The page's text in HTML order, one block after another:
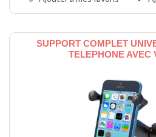
SUPPORT COMPLET
TELEPHONE AVEC